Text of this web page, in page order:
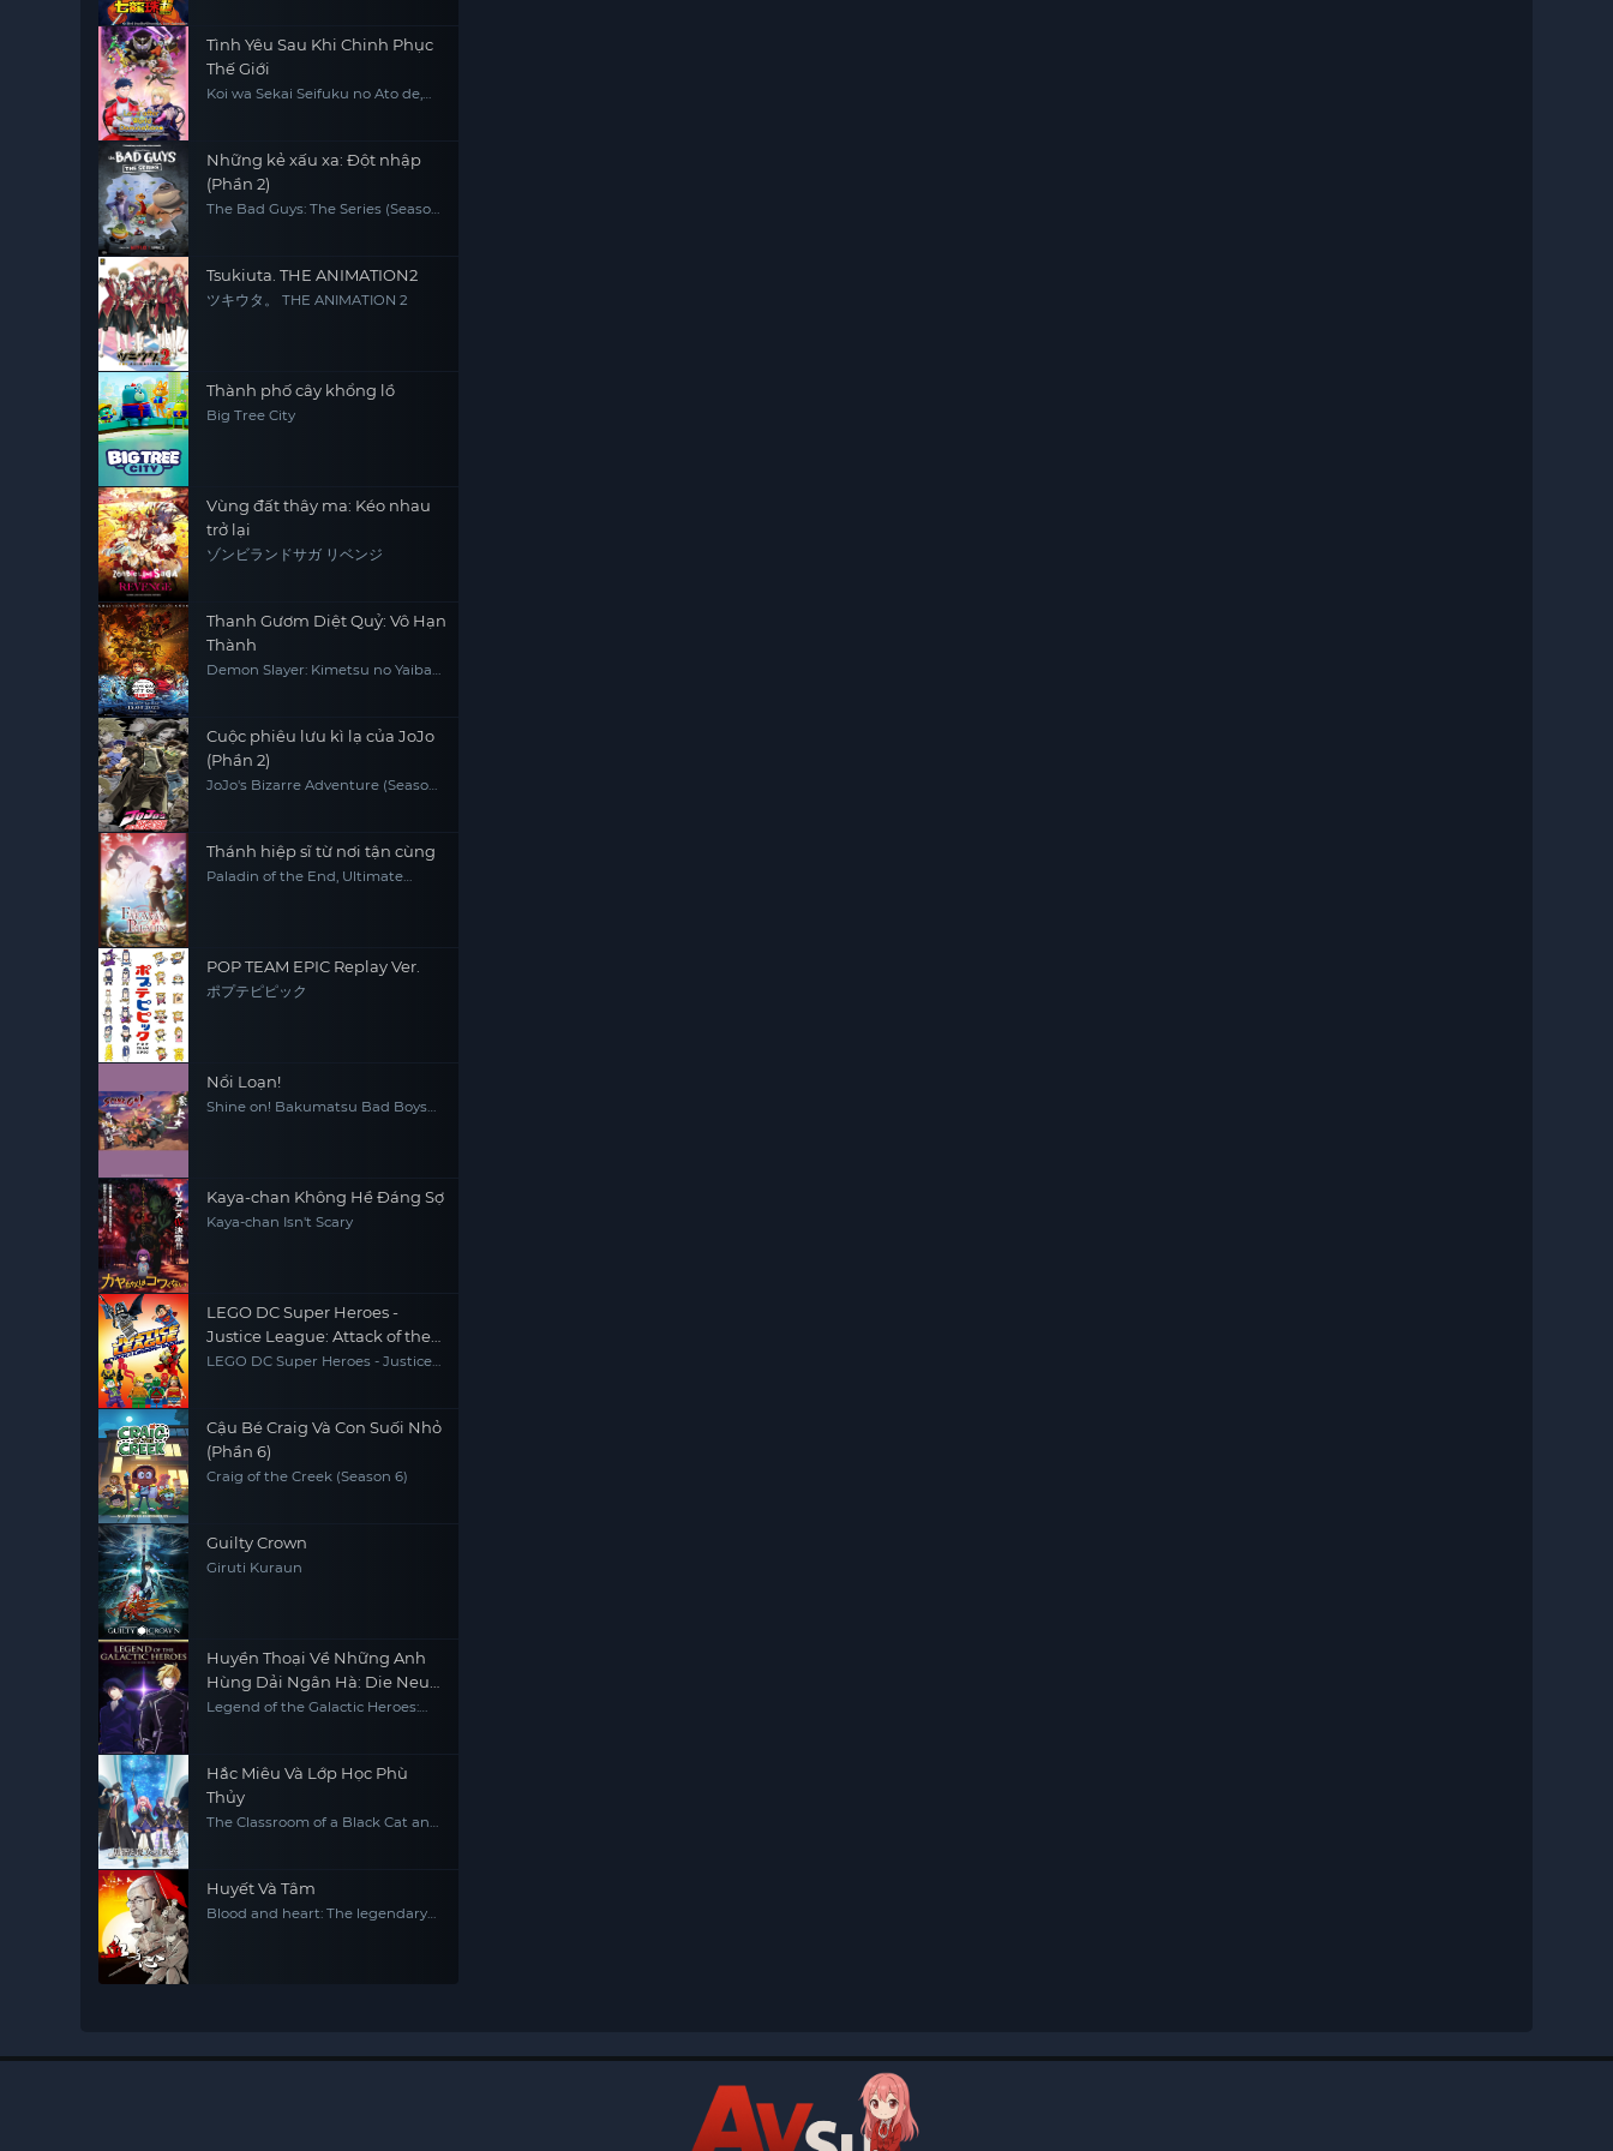
Tình Yêu Sau Khi Chinh Phục
Thế Giới
Koi wa Sekai Seifuku no Ato de,
Những kẻ xấu xa: Đột nhập
(Phần 2)
The Bad Guys: The Series (Season
Tsukiuta. THE ANIMATION2
ツキウタ。 THE ANIMATION 2
Thành phố cây khổng lồ
Big Tree City
Vùng đất thây ma: Kéo nhau
trở lại
ゾンビランドサガ リベンジ
Thanh Gươm Diệt Quỷ: Vô Hạn
Thành
Demon Slayer: Kimetsu no Yaiba
Cuộc phiêu lưu kì lạ của JoJo
(Phần 2)
JoJo's Bizarre Adventure (Season
Thánh hiệp sĩ từ nơi tận cùng
Paladin of the End, Ultimate
POP TEAM EPIC Replay Ver.
ポプテピピック
Nổi Loạn!
Shine on! Bakumatsu Bad Boys
Kaya-chan Không Hề Đáng Sợ
Kaya-chan Isn't Scary
LEGO DC Super Heroes -
Justice League: Attack of the
Legion of Doom!
LEGO DC Super Heroes - Justice
Cậu Bé Craig Và Con Suối Nhỏ
(Phần 6)
Craig of the Creek (Season 6)
Guilty Crown
Giruti Kuraun
Huyền Thoại Về Những Anh
Hùng Dải Ngân Hà: Die Neue
These - Âm Mưu
Legend of the Galactic Heroes:
Hắc Miêu Và Lớp Học Phù
Thủy
The Classroom of a Black Cat and
Huyết Và Tâm
Blood and heart: The legendary